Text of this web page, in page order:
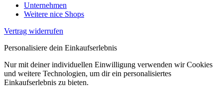
Unternehmen
Weitere nice Shops
Vertrag widerrufen
Personalisiere dein Einkaufserlebnis
Nur mit deiner individuellen Einwilligung verwenden wir Cookies
und weitere Technologien, um dir ein personalisiertes
Einkaufserlebnis zu bieten.